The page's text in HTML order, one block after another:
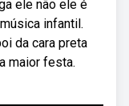
ele não ele é
infantil.
da cara preta
maior festa.